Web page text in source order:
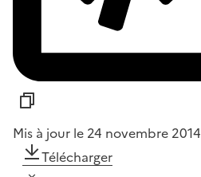
Mis à jour le 24 novembre 2014
Télécharger